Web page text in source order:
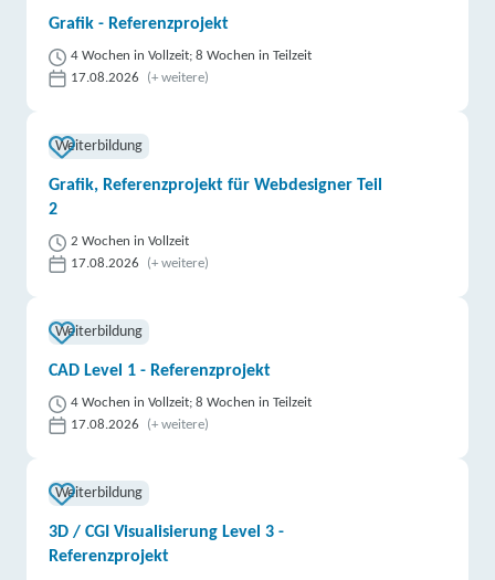
Grafik - Referenzprojekt
4 Wochen in Vollzeit; 8 Wochen in Teilzeit
17.08.2026
(+ weitere)
Weiterbildung
Grafik, Referenzprojekt für Webdesigner Teil
2
2 Wochen in Vollzeit
17.08.2026
(+ weitere)
Weiterbildung
CAD Level 1 - Referenzprojekt
4 Wochen in Vollzeit; 8 Wochen in Teilzeit
17.08.2026
(+ weitere)
Weiterbildung
3D / CGI Visualisierung Level 3 -
Referenzprojekt